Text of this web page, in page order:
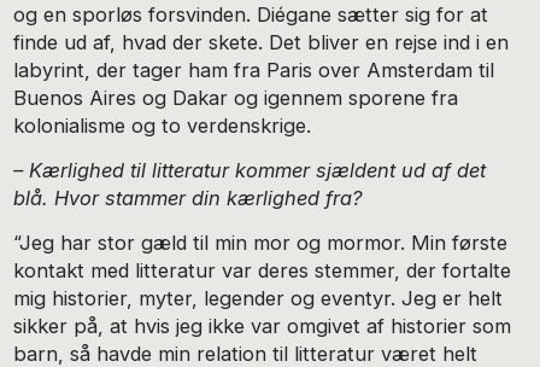
og en sporløs forsvinden. Diégane sætter sig for at
finde ud af, hvad der skete. Det bliver en rejse ind i en
labyrint, der tager ham fra Paris over Amsterdam til
Buenos Aires og Dakar og igennem sporene fra
kolonialisme og to verdenskrige.
– Kærlighed til litteratur kommer sjældent ud af det
blå. Hvor stammer din kærlighed fra?
“Jeg har stor gæld til min mor og mormor. Min første
kontakt med litteratur var deres stemmer, der fortalte
mig historier, myter, legender og eventyr. Jeg er helt
sikker på, at hvis jeg ikke var omgivet af historier som
barn, så havde min relation til litteratur været helt